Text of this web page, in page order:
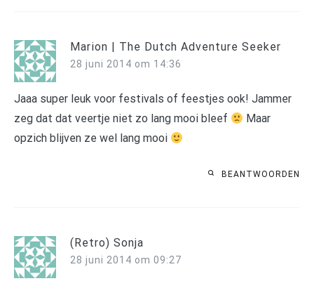
Marion | The Dutch Adventure Seeker
28 juni 2014 om 14:36
Jaaa super leuk voor festivals of feestjes ook! Jammer
zeg dat dat veertje niet zo lang mooi bleef
Maar
opzich blijven ze wel lang mooi
BEANTWOORDEN
(Retro) Sonja
28 juni 2014 om 09:27